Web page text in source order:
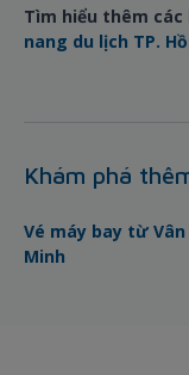
Tìm hiểu thêm các
nang du lịch TP.
Khám phá
Vé máy bay từ
Minh